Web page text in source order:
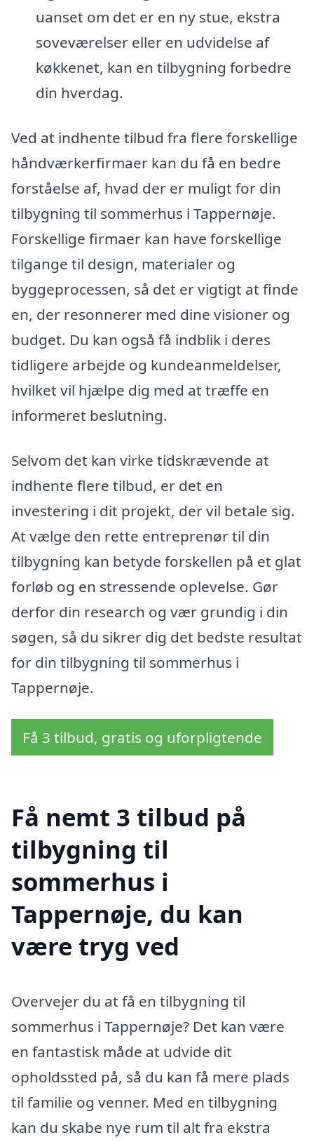
uanset om det er en ny stue, ekstra
soveværelser eller en udvidelse af
køkkenet, kan en tilbygning forbedre
din hverdag.
Ved at indhente tilbud fra flere forskellige
håndværkerfirmaer kan du få en bedre
forståelse af, hvad der er muligt for din
tilbygning til sommerhus i Tappernøje.
Forskellige firmaer kan have forskellige
tilgange til design, materialer og
byggeprocessen, så det er vigtigt at finde
en, der resonnerer med dine visioner og
budget. Du kan også få indblik i deres
tidligere arbejde og kundeanmeldelser,
hvilket vil hjælpe dig med at træffe en
informeret beslutning.
Selvom det kan virke tidskrævende at
indhente flere tilbud, er det en
investering i dit projekt, der vil betale sig.
At vælge den rette entreprenør til din
tilbygning kan betyde forskellen på et glat
forløb og en stressende oplevelse. Gør
derfor din research og vær grundig i din
søgen, så du sikrer dig det bedste resultat
for din tilbygning til sommerhus i
Tappernøje.
Få 3 tilbud, gratis og uforpligtende
Få nemt 3 tilbud på
tilbygning til
sommerhus i
Tappernøje, du kan
være tryg ved
Overvejer du at få en tilbygning til
sommerhus i Tappernøje? Det kan være
en fantastisk måde at udvide dit
opholdssted på, så du kan få mere plads
til familie og venner. Med en tilbygning
kan du skabe nye rum til alt fra ekstra